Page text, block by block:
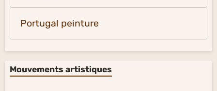
Portugal peinture
Mouvements artistiques